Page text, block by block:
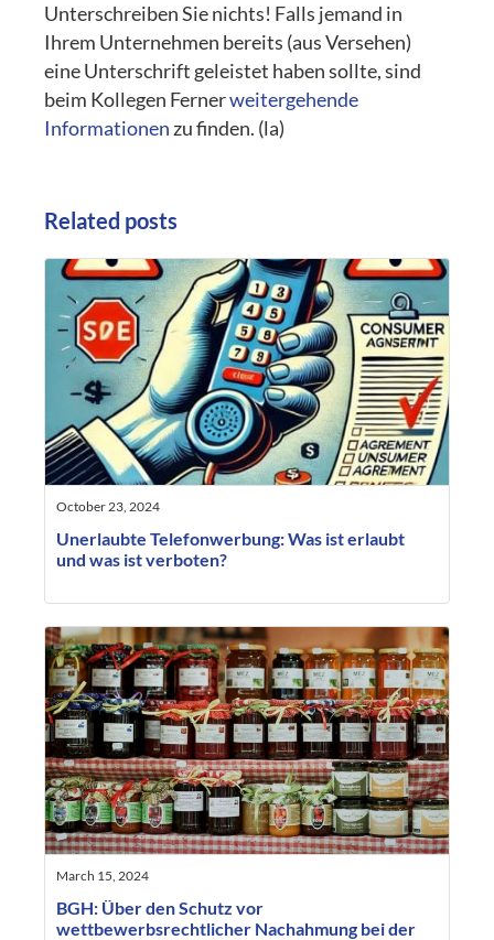
Unterschreiben Sie nichts! Falls jemand in
Ihrem Unternehmen bereits (aus Versehen)
eine Unterschrift geleistet haben sollte, sind
beim Kollegen Fernerweitergehende
Informationen zu finden. (la)
Related posts
October 23, 2024
Unerlaubte Telefonwerbung: Was ist erlaubt
und was ist verboten?
March 15, 2024
BGH: Über den Schutz vor
wettbewerbsrechtlicher Nachahmung bei der